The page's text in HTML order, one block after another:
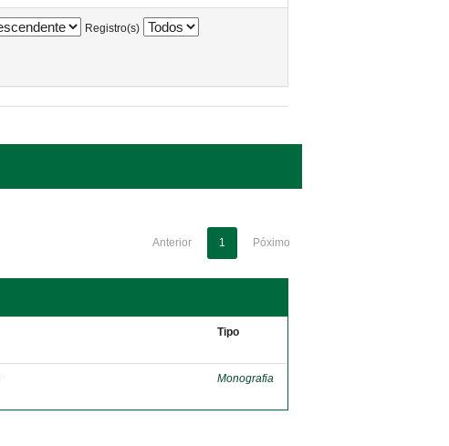
Registro(s)
Anterior 1 Póximo
Tipo
Monografia